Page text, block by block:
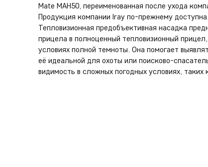
Mate MAH50, переименованная после ухода
Продукция компании Iray по-прежнему
Тепловизионная предобъективная насадка
прицела в полноценный тепловизионный
условиях полной темноты. Она помогает
её идеальной для охоты или поисково-
видимость в сложных погодных условиях,